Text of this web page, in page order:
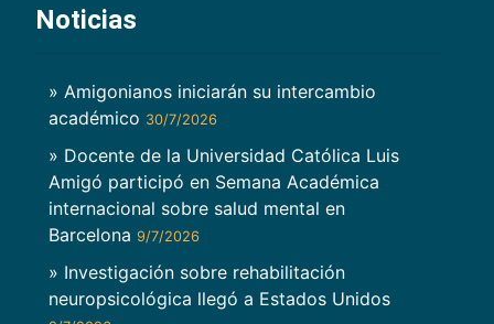
Noticias
» Amigonianos iniciarán su intercambio
académico 30/7/2026
» Docente de la Universidad Católica Luis
Amigó participó en Semana Académica
internacional sobre salud mental en
Barcelona 9/7/2026
» Investigación sobre rehabilitación
neuropsicológica llegó a Estados Unidos